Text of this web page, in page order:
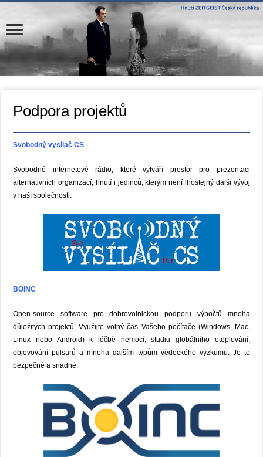
Podpora projektů
Svobodný vysílač CS
Svobodné internetové rádio, které vytváří prostor pro prezentaci
alternativních organizací, hnutí i jedinců, kterým není lhostejný další vývoj
v naší společnosti:
BOINC
Open-source software pro dobrovolnickou podporu výpočtů mnoha
důležitých projektů. Využijte volný čas Vašeho počítače (Windows, Mac,
Linux nebo Android) k léčbě nemocí, studiu globálního oteplování,
objevování pulsarů a mnoha dalším typům vědeckého výzkumu. Je to
bezpečné a snadné.